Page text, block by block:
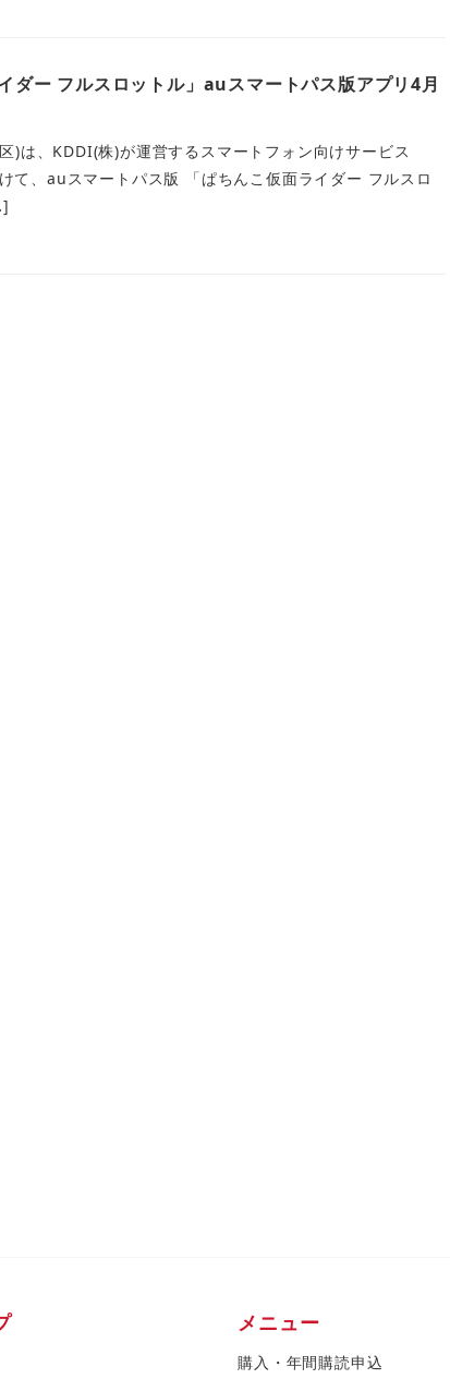
ー フルスロットル」auスマートパス版アプリ4月
)は、KDDI(株)が運営するスマートフォン向けサービス
て、auスマートパス版 「ぱちんこ仮面ライダー フルスロ
メニュー
購入・年間購読申込